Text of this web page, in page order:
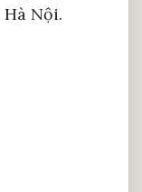
Nội.